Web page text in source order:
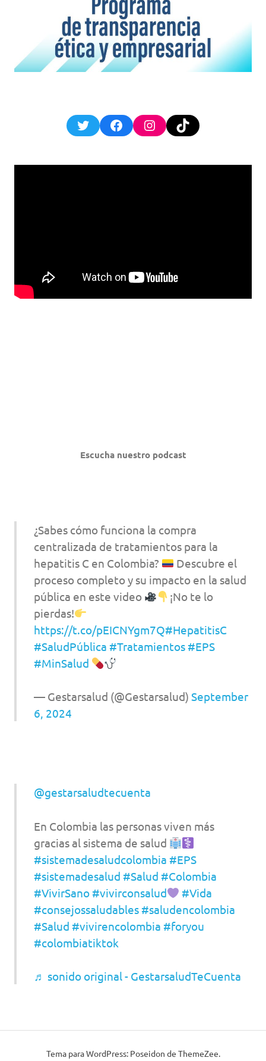
TwitterFacebookInstagram
TikTok
Escucha nuestro podcast
¿Sabes cómo funciona la compra
centralizada de tratamientos para la
hepatitis C en Colombia?
Descubre el
proceso completo y su impacto en la salud
pública en este video
¡No te lo
pierdas!
https://t.co/pEICNYgm7Q#HepatitisC
#SaludPública #Tratamientos #EPS
#MinSalud
— Gestarsalud (@Gestarsalud) September
6, 2024
@gestarsaludtecuenta
En Colombia las personas viven más
gracias al sistema de salud
#sistemadesaludcolombia #EPS
#sistemadesalud #Salud #Colombia
#VivirSano #vivirconsalud
#Vida
#consejossaludables #saludencolombia
#Salud #vivirencolombia #foryou
#colombiatiktok
♬ sonido original - GestarsaludTeCuenta
Tema para WordPress: Poseidon de ThemeZee.